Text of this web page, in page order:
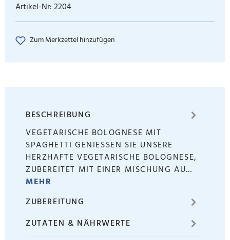
Artikel-Nr:2204
Zum Merkzettel hinzufügen
BESCHREIBUNG
VEGETARISCHE BOLOGNESE MIT
SPAGHETTI GENIESSEN SIE UNSERE H
ERZHAFTE VEGETARISCHE BOLOGNESE, Z
UBEREITET MIT EINER MISCHUNG AU…
MEHR
ZUBEREITUNG
ZUTATEN & NÄHRWERTE